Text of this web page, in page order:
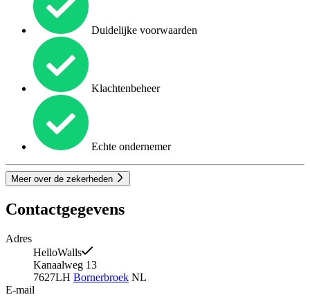
Duidelijke voorwaarden
Klachtenbeheer
Echte ondernemer
Meer over de zekerheden
Contactgegevens
Adres
HelloWalls
Kanaalweg 13
7627LH Bornerbroek NL
E-mail